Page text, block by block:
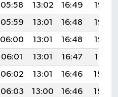
05:58 13:02 16:49
19:55
05:59 13:01 16:48
19:53
06:00 13:01 16:48
19:52
06:01 13:01 16:47
19:51
06:02 13:01 16:46
19:49
06:03 13:00 16:46
19:48